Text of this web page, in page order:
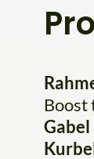
Boost
Gabel